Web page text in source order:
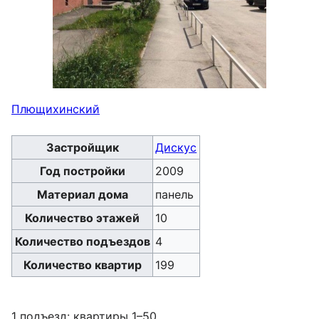
Плющихинский
Застройщик
Дискус
Год постройки
2009
Материал дома
панель
Количество этажей
10
Количество подъездов 4
Количество квартир
199
1 подъезд: квартиры 1–50